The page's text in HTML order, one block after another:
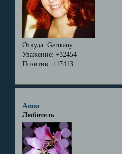
Откуда: Germany
Уважение: +32454
Позитив: +17413
Anna
Любитель